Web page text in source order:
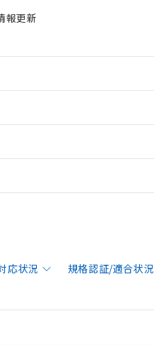
報更新
応状況 規格認証/適合状況